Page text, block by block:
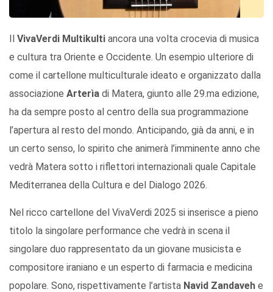
Il VivaVerdi Multikulti ancora una volta crocevia di musica
e cultura tra Oriente e Occidente. Un esempio ulteriore di
come il cartellone multiculturale ideato e organizzato dalla
associazione Arterìa di Matera, giunto alle 29.ma edizione,
ha da sempre posto al centro della sua programmazione
l’apertura al resto del mondo. Anticipando, già da anni, e in
un certo senso, lo spirito che animerà l’imminente anno che
vedrà Matera sotto i riflettori internazionali quale Capitale
Mediterranea della Cultura e del Dialogo 2026.
Nel ricco cartellone del VivaVerdi 2025 si inserisce a pieno
titolo la singolare performance che vedrà in scena il
singolare duo rappresentato da un giovane musicista e
compositore iraniano e un esperto di farmacia e medicina
popolare. Sono, rispettivamente l’artista Navid Zandaveh e